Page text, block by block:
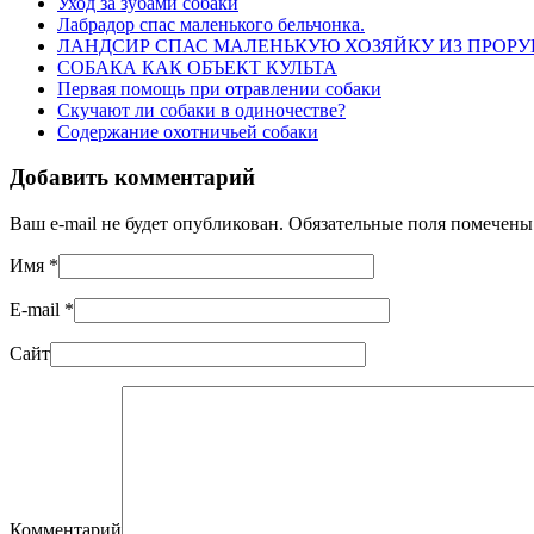
Лабрадор спас маленького бельчонка.
ЛАНДСИР СПАС МАЛЕНЬКУЮ ХОЗЯЙКУ ИЗ
СОБАКА КАК ОБЪЕКТ КУЛЬТА
Первая помощь при отравлении собаки
Скучают ли собаки в одиночестве?
Содержание охотничьей собаки
Добавить комментарий
Ваш e-mail не будет опубликован. Обязательные поля помечены
Имя *
E-mail *
Сайт
Комментарий